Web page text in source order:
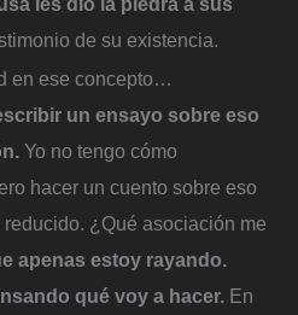
de su existencia.
en ese concepto…
un ensayo sobre eso
Yo no tengo cómo
hacer un cuento sobre eso
¿Qué asociación me
apenas estoy rayando.
qué voy a hacer. En